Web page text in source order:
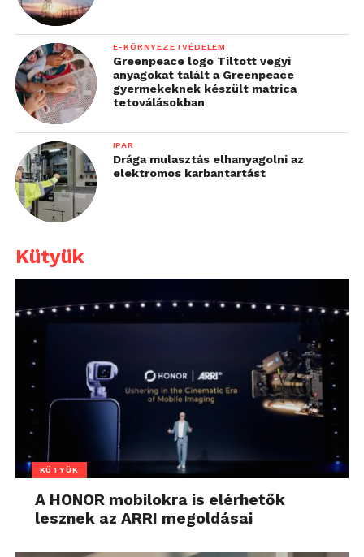
E-KÖRNYEZETVÉDELEM
Greenpeace logo Tiltott vegyi
anyagokat talált a Greenpeace
gyermekeknek készült matrica
tetoválásokban
IPAR
Drága mulasztás elhanyagolni az
elektromos karbantartást
Kütyük
KÜTYÜK
A HONOR mobilokra is elérhetők
lesznek az ARRI megoldásai